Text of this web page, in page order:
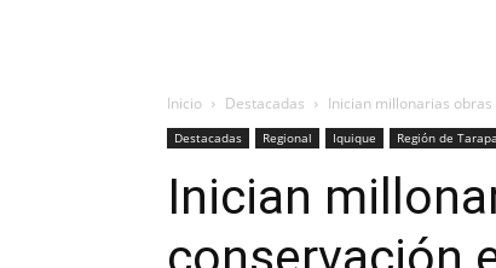
Inicio Destacadas Inician millonarias
Destacadas Regional Iquique Región de
Inician